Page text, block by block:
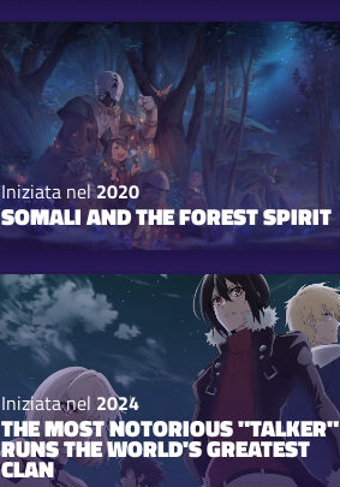
Iniziata nel2020
SOMALI AND THE FOREST SPIRIT
Iniziata nel2024
THE MOST NOTORIOUS "TALKER"
RUNS THE WORLD'S GREATEST
CLAN